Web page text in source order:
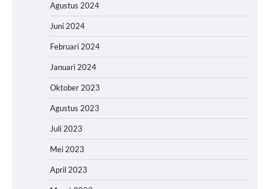
Agustus 2024
Juni 2024
Februari 2024
Januari 2024
Oktober 2023
Agustus 2023
Juli 2023
Mei 2023
April 2023